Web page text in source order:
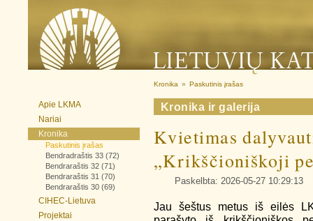
Apie LKMA
Nariai
Kronika
Paskutinis įrašas
Bendradraštis 33 (72)
Bendraraštis 32 (71)
Bendraraštis 31 (70)
Bendraraštis 30 (69)
CIHEC-Lietuva
Projektai
Kronika » Paskutinis įrašas
Kronika ir galerija
Kvietimas
„Krikščioniškoji
Paskelbta: 2026-05-27 10:29:13
Jau šeštus metus iš eilės